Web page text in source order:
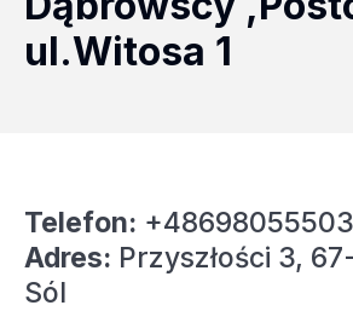
ul.Witosa 1
Telefon: +48698055503
Adres: Przyszłości 3,
Sól